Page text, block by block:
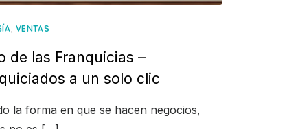
, VENTAS
de las Franquicias –
a un solo clic
la forma en que se hacen negocios,